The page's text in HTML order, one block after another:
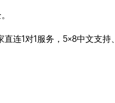
连1对1服务，5×8中文支